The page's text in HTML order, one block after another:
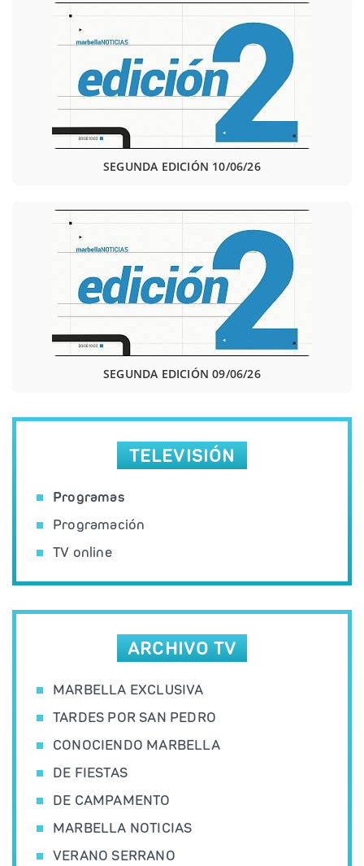
SEGUNDA EDICIÓN 10/06/26
SEGUNDA EDICIÓN 09/06/26
TELEVISIÓN
Programas
Programación
TV online
ARCHIVO TV
MARBELLA EXCLUSIVA
TARDES POR SAN PEDRO
CONOCIENDO MARBELLA
DE FIESTAS
DE CAMPAMENTO
MARBELLA NOTICIAS
VERANO SERRANO